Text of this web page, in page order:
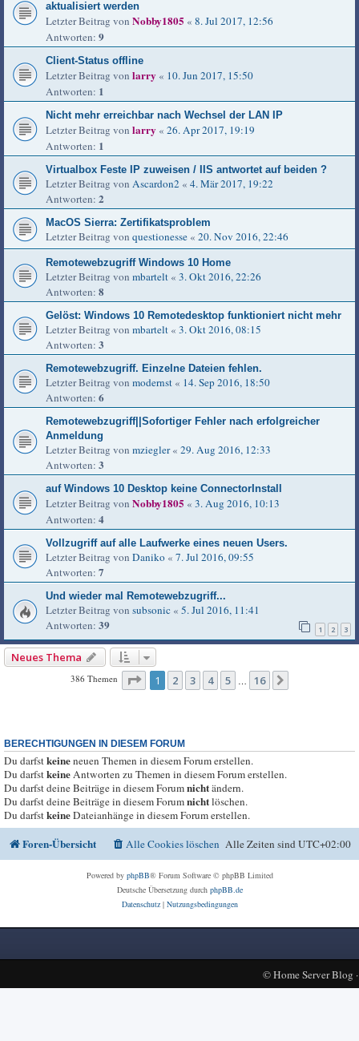
aktualisiert werden
Letzter Beitrag von Nobby1805 « 8. Jul 2017, 12:56
Antworten: 9
Client-Status offline
Letzter Beitrag von larry « 10. Jun 2017, 15:50
Antworten: 1
Nicht mehr erreichbar nach Wechsel der LAN IP
Letzter Beitrag von larry « 26. Apr 2017, 19:19
Antworten: 1
Virtualbox Feste IP zuweisen / IIS antwortet auf beiden ?
Letzter Beitrag von Ascardon2 « 4. Mär 2017, 19:22
Antworten: 2
MacOS Sierra: Zertifikatsproblem
Letzter Beitrag von questionesse « 20. Nov 2016, 22:46
Remotewebzugriff Windows 10 Home
Letzter Beitrag von mbartelt « 3. Okt 2016, 22:26
Antworten: 8
Gelöst: Windows 10 Remotedesktop funktioniert nicht mehr
Letzter Beitrag von mbartelt « 3. Okt 2016, 08:15
Antworten: 3
Remotewebzugriff. Einzelne Dateien fehlen.
Letzter Beitrag von modernst « 14. Sep 2016, 18:50
Antworten: 6
Remotewebzugriff||Sofortiger Fehler nach erfolgreicher
Anmeldung
Letzter Beitrag von mziegler« 29. Aug 2016, 12:33
Antworten: 3
auf Windows 10 Desktop keine ConnectorInstall
Letzter Beitrag von Nobby1805 « 3. Aug 2016, 10:13
Antworten: 4
Vollzugriff auf alle Laufwerke eines neuen Users.
Letzter Beitrag von Daniko « 7. Jul 2016, 09:55
Antworten: 7
Und wieder mal Remotewebzugriff...
Letzter Beitrag von subsonic « 5. Jul 2016, 11:41
Antworten: 39 1 2 3
Neues Thema
386 Themen Seite 1von 16
1 2 3 4 5 … 16
BERECHTIGUNGEN IN DIESEM FORUM
Du darfstkeineneuen Themen in diesem Forum erstellen.
Du darfstkeineAntworten zu Themen in diesem Forum erstellen.
Du darfst deine Beiträge in diesem Forumnichtändern.
Du darfst deine Beiträge in diesem Forumnichtlöschen.
Du darfstkeineDateianhänge in diesem Forum erstellen.
Foren-Übersicht Alle Zeiten sindUTC+02:00
Alle Cookies löschen
Powered by phpBB® Forum Software © phpBB Limited
Deutsche Übersetzung durch phpBB.de
Datenschutz| Nutzungsbedingungen
©Home Server Blog